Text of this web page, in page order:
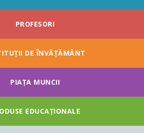
PROFESORI
DE ÎNVĂȚĂMÂNT
PIAȚA MUNCII
EDUCAȚIONALE